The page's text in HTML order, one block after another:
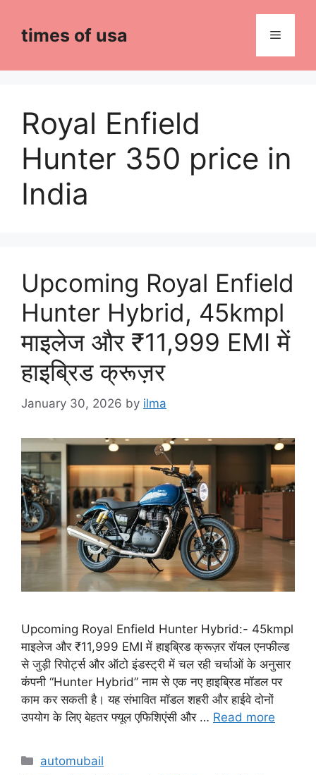
contenttimes of usa Menu
Royal Enfield
Hunter 350 price in
India
Upcoming Royal Enfield
Hunter Hybrid, 45kmpl
माइलेज और ₹11,999 EMI में
हाइब्रिड क्रूज़र
January 30, 2026 by ilma
Upcoming Royal Enfield Hunter Hybrid:- 45kmpl
माइलेज और ₹11,999 EMI में हाइब्रिड क्रूज़र रॉयल एनफील्ड
से जुड़ी रिपोर्ट्स और ऑटो इंडस्ट्री में चल रही चर्चाओं के अनुसार
कंपनी “Hunter Hybrid” नाम से एक नए हाइब्रिड मॉडल पर
काम कर सकती है। यह संभावित मॉडल शहरी और हाईवे दोनों
उपयोग के लिए बेहतर फ्यूल एफिशिएंसी और … Read more
Categories
automubail